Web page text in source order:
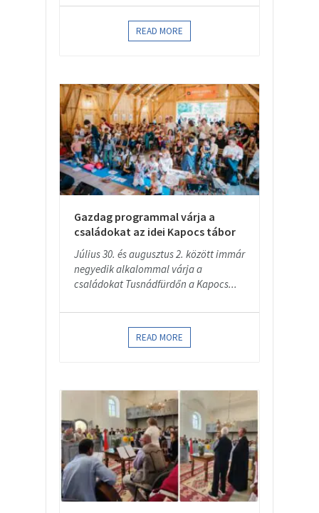
READ MORE
Gazdag programmal várja a
családokat az idei Kapocs tábor
Július 30. és augusztus 2. között immár
negyedik alkalommal várja a
családokat Tusnádfürdőn a Kapocs...
READ MORE